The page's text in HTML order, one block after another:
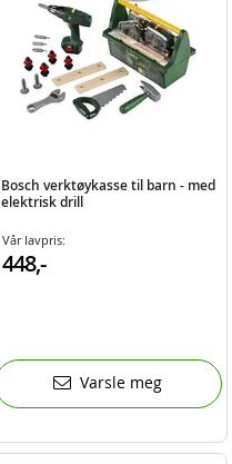
Bosch verktøykasse til barn - med
elektrisk drill
Vår lavpris:
448,-
Varsle meg